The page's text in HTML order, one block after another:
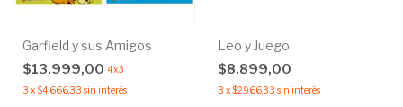
Garfield y sus Amigos
$13.999,00 4x3
3 x$4.666,33 sin interés
Leo y Juego
$8.899,00
3 x$2.966,33 sin interés